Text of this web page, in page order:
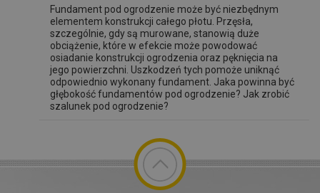
Fundament pod ogrodzenie może być niezbędnym
elementem konstrukcji całego płotu. Przęsła,
szczególnie, gdy są murowane, stanowią duże
obciążenie, które w efekcie może powodować
osiadanie konstrukcji ogrodzenia oraz pęknięcia na
jego powierzchni. Uszkodzeń tych pomoże uniknąć
odpowiednio wykonany fundament. Jaka powinna być
głębokość fundamentów pod ogrodzenie? Jak zrobić
szalunek pod ogrodzenie?